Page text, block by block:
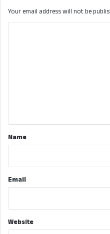
Your email address will not be
*Name
Email
Website